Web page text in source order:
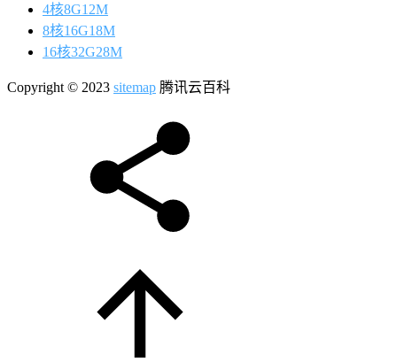
4核8G12M
8核16G18M
16核32G28M
Copyright © 2023 sitemap 腾讯云百科